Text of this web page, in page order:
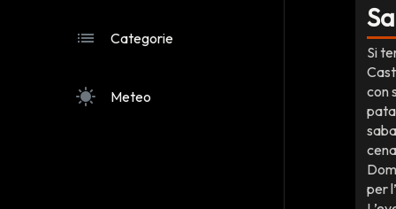
list Categorie
sunny Meteo
Si
con
per